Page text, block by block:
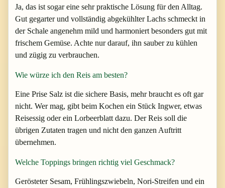
Ja, das ist sogar eine sehr praktische Lösung für den Alltag.
Gut gegarter und vollständig abgekühlter Lachs schmeckt in
der Schale angenehm mild und harmoniert besonders gut mit
frischem Gemüse. Achte nur darauf, ihn sauber zu kühlen
und zügig zu verbrauchen.
Wie würze ich den Reis am besten?
Eine Prise Salz ist die sichere Basis, mehr braucht es oft gar
nicht. Wer mag, gibt beim Kochen ein Stück Ingwer, etwas
Reisessig oder ein Lorbeerblatt dazu. Der Reis soll die
übrigen Zutaten tragen und nicht den ganzen Auftritt
übernehmen.
Welche Toppings bringen richtig viel Geschmack?
Gerösteter Sesam, Frühlingszwiebeln, Nori-Streifen und ein